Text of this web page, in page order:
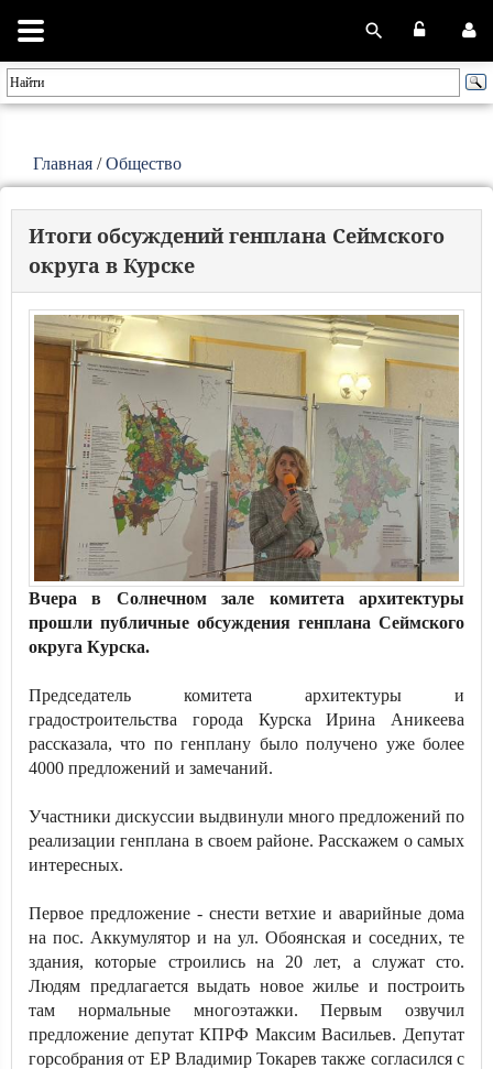
Главная /Общество
Итоги обсуждений генплана Сеймского
округа в Курске
Вчера в Солнечном зале комитета архитектуры
прошли публичные обсуждения генплана Сеймского
округа Курска.
Председатель комитета архитектуры и
градостроительства города Курска Ирина Аникеева
рассказала, что по генплану было получено уже более
4000 предложений и замечаний.
Участники дискуссии выдвинули много предложений по
реализации генплана в своем районе. Расскажем о самых
интересных.
Первое предложение - снести ветхие и аварийные дома
на пос. Аккумулятор и на ул. Обоянская и соседних, те
здания, которые строились на 20 лет, а служат сто.
Людям предлагается выдать новое жилье и построить
там нормальные многоэтажки. Первым озвучил
предложение депутат КПРФ Максим Васильев. Депутат
горсобрания от ЕР Владимир Токарев также согласился с